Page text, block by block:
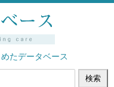
たデータベース